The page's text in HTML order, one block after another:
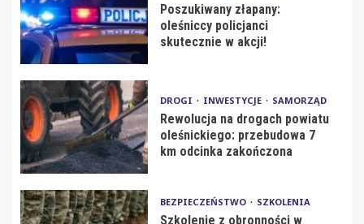
Poszukiwany złapany:
oleśniccy policjanci
skutecznie w akcji!
DROGI INWESTYCJE SAMORZĄD
Rewolucja na drogach powiatu
oleśnickiego: przebudowa 7
km odcinka zakończona
BEZPIECZEŃSTWO SZKOLENIA
Szkolenie z obronności w